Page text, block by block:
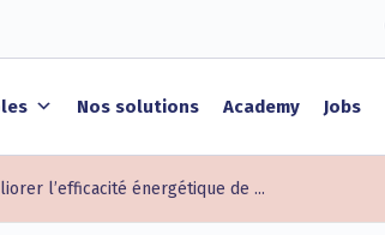
Nos solutions Academy Jobs
l’efficacité énergétique de ...